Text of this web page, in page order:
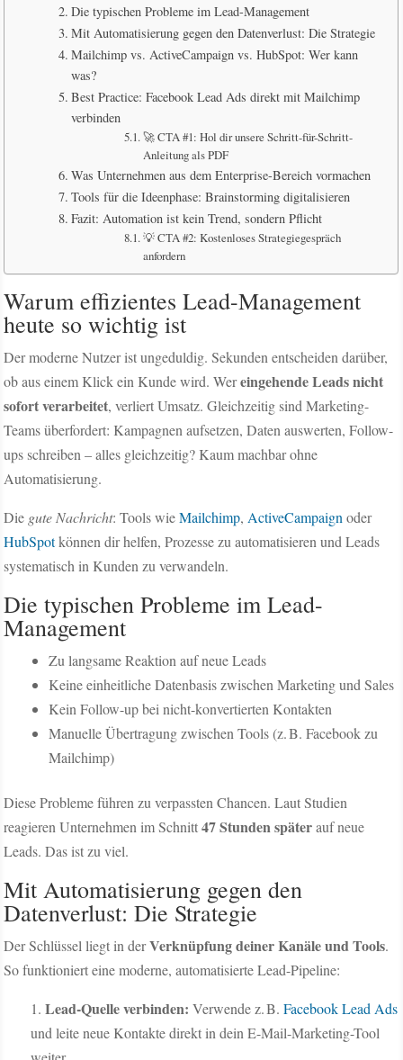
Die typischen Probleme im Lead-Management
Mit Automatisierung gegen den Datenverlust: Die Strategie
Mailchimp vs. ActiveCampaign vs. HubSpot: Wer kann
was?
Best Practice: Facebook Lead Ads direkt mit Mailchimp
verbinden
🚀 CTA #1: Hol dir unsere Schritt-für-Schritt-
Anleitung als PDF
Was Unternehmen aus dem Enterprise-Bereich vormachen
Tools für die Ideenphase: Brainstorming digitalisieren
Fazit: Automation ist kein Trend, sondern Pflicht
💡 CTA #2: Kostenloses Strategiegespräch
anfordern
Warum effizientes Lead-Management
heute so wichtig ist
Der moderne Nutzer ist ungeduldig. Sekunden entscheiden darüber,
ob aus einem Klick ein Kunde wird. Wereingehende Leads nicht
sofort verarbeitet, verliert Umsatz. Gleichzeitig sind Marketing-
Teams überfordert: Kampagnen aufsetzen, Daten auswerten, Follow-
ups schreiben – alles gleichzeitig? Kaum machbar ohne
Automatisierung.
Die gute Nachricht: Tools wieMailchimp, ActiveCampaign oder
HubSpotkönnen dir helfen, Prozesse zu automatisieren und Leads
systematisch in Kunden zu verwandeln.
Die typischen Probleme im Lead-
Management
Zu langsame Reaktion auf neue Leads
Keine einheitliche Datenbasis zwischen Marketing und Sales
Kein Follow-up bei nicht-konvertierten Kontakten
Manuelle Übertragung zwischen Tools (z. B. Facebook zu
Mailchimp)
Diese Probleme führen zu verpassten Chancen. Laut Studien
reagieren Unternehmen im Schnitt47 Stunden späterauf neue
Leads. Das ist zu viel.
Mit Automatisierung gegen den
Datenverlust: Die Strategie
Der Schlüssel liegt in derVerknüpfung deiner Kanäle und Tools.
So funktioniert eine moderne, automatisierte Lead-Pipeline:
Lead-Quelle verbinden: Verwende z. B.Facebook Lead Ads
und leite neue Kontakte direkt in dein E-Mail-Marketing-Tool